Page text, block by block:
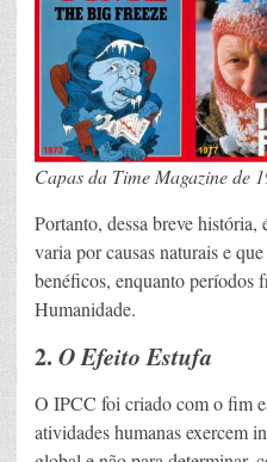
Capas da Time Magazine de
Portanto, dessa breve
varia por causas naturais e
benéficos, enquanto períodos
Humanidade.
2. O Efeito Estufa
O IPCC foi criado com o fim
atividades humanas exercem